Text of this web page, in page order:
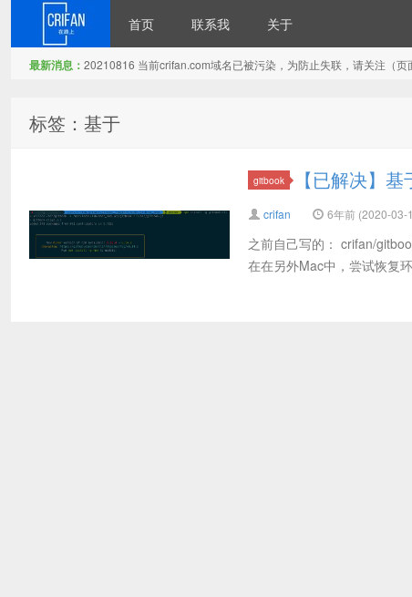
首页 联系我 关于
最新消息： 20210816 当前crifan.com域名已被污染，为防止失联，请关注（页
标签：基于
gitbook 【已解决】
crifan 6年前 (2020-03-
之前自己写的： crifan/
在在另外Mac中，尝试恢复